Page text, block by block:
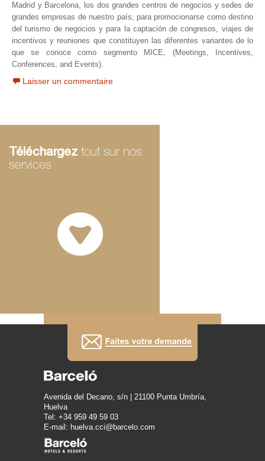
Madrid y Barcelona, los dos grandes centros de negocios y sedes de
grandes empresas de nuestro país, para promocionarse como destino
del turismo de negocios y para la captación de congresos, viajes de
incentivos y reuniones que constituyen las diferentes variantes de lo
que se conoce como segmento MICE, (Meetings, Incentives,
Conferences, and Events).
Laisser un commentaire
Téléchargez tout sur nos
services
Avenida del Decano, s/n | 21100 Punta Umbría,
Huelva
Tel: +34 959 49 59 03
E-mail: huelva.cci@barcelo.com